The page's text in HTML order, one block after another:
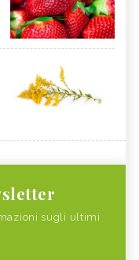
sugli ultimi